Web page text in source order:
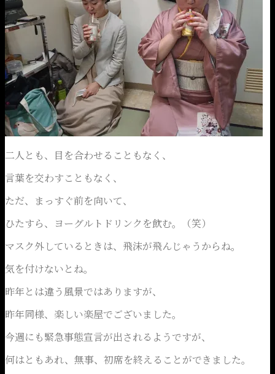
二人とも、目を合わせることもなく、
言葉を交わすこともなく、
ただ、まっすぐ前を向いて、
ひたすら、ヨーグルトドリンクを飲む。（笑）
マスク外しているときは、飛沫が飛んじゃうからね。
気を付けないとね。
昨年とは違う風景ではありますが、
昨年同様、楽しい楽屋でございました。
今週にも緊急事態宣言が出されるようですが、
何はともあれ、無事、初席を終えることができました。